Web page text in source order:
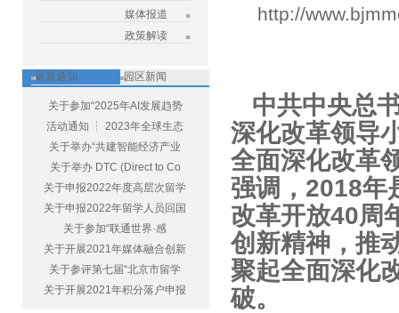
媒体报道
政策解读
最新通知 园区新闻
关于参加“2025年AI发展趋势
活动通知 ┆ 2023年全球生态
关于举办“共建智能经济产业
关于举办 DTC (Direct to Co
关于申报2022年度高层次留学
关于申报2022年留学人员回国
关于参加“联通世界·感
关于开展2021年媒体融合创新
关于参评第七届“北京市留学
关于开展2021年积分落户申报
http://
中共中央总
深化改革领导
全面深化改革
强调，2018年
改革开放40周
创新精神，推
聚起全面深化
破。